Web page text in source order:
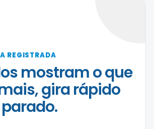
REGISTRADA
mostram o que
gira rápido